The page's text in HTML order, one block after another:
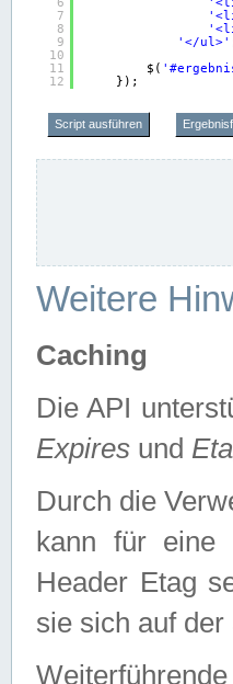
7
8
9
10
11
12
'</ul>'
$(
});
Script ausführen
Weitere
Caching
Die API
Expires und
Durch die
kann für eine
Header Etag
sie sich auf